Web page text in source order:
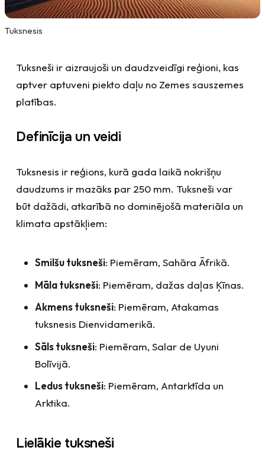
Tuksnesis
Tuksneši ir aizraujoši un daudzveidīgi reģioni, kas
aptver aptuveni piekto daļu no Zemes sauszemes
platības.
Definīcija un veidi
Tuksnesis ir reģions, kurā gada laikā nokrišņu
daudzums ir mazāks par 250 mm. Tuksneši var
būt dažādi, atkarībā no dominējošā materiāla un
klimata apstākļiem:
Smilšu tuksneši: Piemēram, Sahāra Āfrikā.
Māla tuksneši: Piemēram, dažas daļas Ķīnas.
Akmens tuksneši: Piemēram, Atakamas
tuksnesis Dienvidamerikā.
Sāls tuksneši: Piemēram, Salar de Uyuni
Bolīvijā.
Ledus tuksneši: Piemēram, Antarktīda un
Arktika.
Lielākie tuksneši